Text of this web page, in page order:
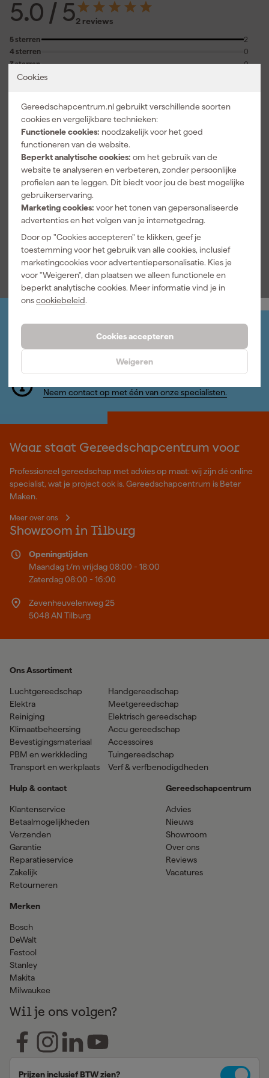
Cookies
Gereedschapcentrum.nl gebruikt verschillende soorten
cookies en vergelijkbare technieken:
Functionele cookies: noodzakelijk voor het goed
functioneren van de website.
Beperkt analytische cookies: om het gebruik van de
website te analyseren en verbeteren, zonder persoonlijke
profielen aan te leggen. Dit biedt voor jou de best mogelijke
gebruikerservaring.
Marketing cookies: voor het tonen van gepersonaliseerde
advertenties en het volgen van je internetgedrag.
Door op "Cookies accepteren" te klikken, geef je
toestemming voor het gebruik van alle cookies, inclusief
marketingcookies voor advertentiepersonalisatie. Kies je
voor "Weigeren", dan plaatsen we alleen functionele en
beperkt analytische cookies. Meer informatie vind je in
onscookiebeleid.
Cookies accepteren
Weigeren
5.0 / 52 reviews
5 sterren
2
4 sterren
0
3 sterren
0
2 sterren
5.0
geverifieerd
Vangt 90% van het stof mits een goede bouwstofzuiger hebt
7-7-2023
5.0
geverifieerd
6-8-2023
Geplaatst op onze Belgische site.
Over onze reviews
Log-in en beheer je bestellingen en gegevens
Inschrijven wekelijkse nieuwsbrief
Neem contact op met één van onze specialisten.
Waar staat Gereedschapcentrum voor
Professioneel gereedschap met advies op maat: wij zijn dé online
specialist, wat je project ook is. Gereedschapcentrum is Beter
Maken.
Meer over ons
Showroom in Tilburg
Openingstijden
Maandag t/m vrijdag 08:00 - 18:00
Zaterdag 08:00 - 16:00
Zevenheuvelenweg 25
5048 AN Tilburg
Ons Assortiment
Luchtgereedschap
Elektra
Reiniging
Klimaatbeheersing
Bevestigingsmateriaal
PBM en werkkleding
Transport en werkplaats
Handgereedschap
Meetgereedschap
Elektrisch gereedschap
Accu gereedschap
Accessoires
Tuingereedschap
Verf & verfbenodigdheden
Hulp & contact
Klantenservice
Betaalmogelijkheden
Verzenden
Garantie
Reparatieservice
Zakelijk
Retourneren
Merken
Bosch
DeWalt
Festool
Stanley
Makita
Milwaukee
Gereedschapcentrum
Advies
Nieuws
Showroom
Over ons
Reviews
Vacatures
Wil je ons volgen?
Prijzen inclusief BTW zien?